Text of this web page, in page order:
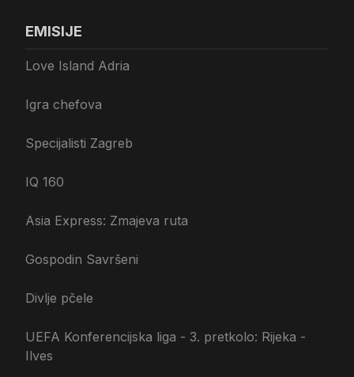
EMISIJE
Love Island Adria
Igra chefova
Specijalisti Zagreb
IQ 160
Asia Express: Zmajeva ruta
Gospodin Savršeni
Divlje pčele
UEFA Konferencijska liga - 3. pretkolo: Rijeka -
Ilves